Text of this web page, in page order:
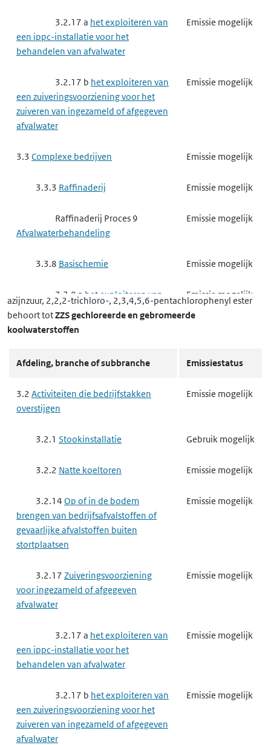
3.2.17 a het exploiteren van
een ippc-installatie voor het
behandelen van afvalwater
Emissie mogelijk
3.2.17 b het exploiteren van
een zuiveringsvoorziening voor het
zuiveren van ingezameld of afgegeven
afvalwater
Emissie mogelijk
3.3 Complexe bedrijven Emissie mogelijk
3.3.3 Raffinaderij Emissie mogelijk
Raffinaderij Proces 9
Afvalwaterbehandeling
Emissie mogelijk
3.3.8 Basischemie Emissie mogelijk
3.3.8 a het exploiteren van
een ippc-installatie voor het maken
van organisch-chemische producten
Emissie mogelijk
een ippc-installatie voor het maken
producten
een ippc-installatie voor het maken
gewasbescherming of van biociden
3.3.8 ehet exploiteren van
een ippc-installatie voor het maken
van farmaceutische producten
Emissie mogelijk
installaties
3.3.10 a
afvalstoffen
3.4Nutssector en industrie
3.4.6Chemische producten
industrie
Gebruik mogelijk
azijnzuur, 2,2,2-trichloro-, 2,3,4,5,6-pentachlorophenyl ester
behoort totZZS gechloreerde en gebromeerde
koolwaterstoffen
Afdeling, branche of subbranche Emissiestatus
3.2 Activiteiten die bedrijfstakken
overstijgen
Emissie mogelijk
3.2.1 Stookinstallatie Gebruik mogelijk
3.2.2 Natte koeltoren Emissie mogelijk
3.2.14 Op of in de bodem
brengen van bedrijfsafvalstoffen of
gevaarlijke afvalstoffen buiten
stortplaatsen
Emissie mogelijk
3.2.17 Zuiveringsvoorziening
voor ingezameld of afgegeven
afvalwater
Emissie mogelijk
3.2.17 a het exploiteren van
een ippc-installatie voor het
behandelen van afvalwater
Emissie mogelijk
3.2.17 b het exploiteren van
een zuiveringsvoorziening voor het
zuiveren van ingezameld of afgegeven
afvalwater
Emissie mogelijk